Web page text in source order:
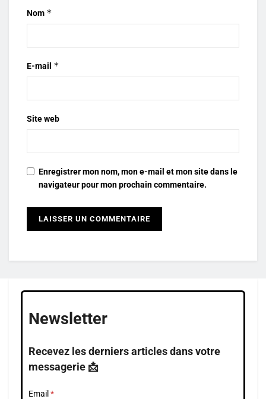
Nom *
E-mail *
Site web
Enregistrer mon nom, mon e-mail et mon site dans le
navigateur pour mon prochain commentaire.
Newsletter
Recevez les derniers articles dans votre
messagerie 📩
Email